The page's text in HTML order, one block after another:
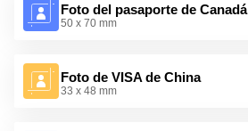
Foto del pasaporte de Canadá
50 x 70 mm
Foto de VISA de China
33 x 48 mm